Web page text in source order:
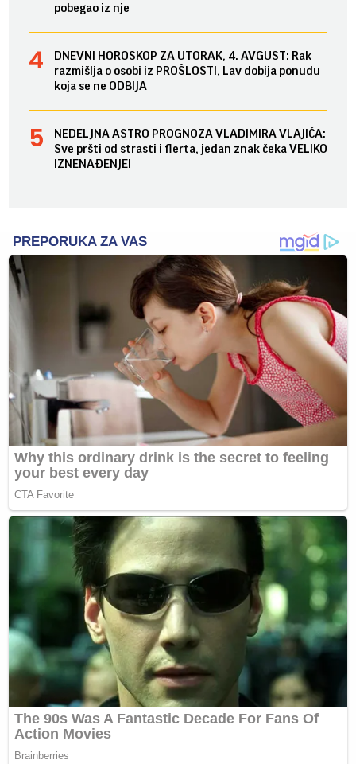
pobegao iz nje
DNEVNI HOROSKOP ZA UTORAK, 4. AVGUST: Rak
razmišlja o osobi iz PROŠLOSTI, Lav dobija ponudu
koja se ne ODBIJA
NEDELJNA ASTRO PROGNOZA VLADIMIRA VLAJIĆA:
Sve pršti od strasti i flerta, jedan znak čeka VELIKO
IZNENAĐENJE!